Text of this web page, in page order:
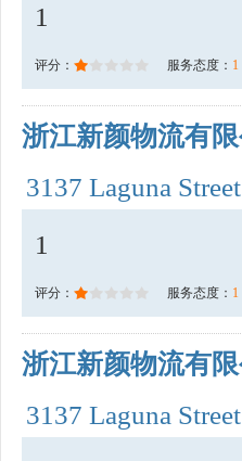
1
评分： 服务态度： 1
浙江新颜物流有限
3137 Laguna Street
1
评分： 服务态度： 1
浙江新颜物流有限
3137 Laguna Street